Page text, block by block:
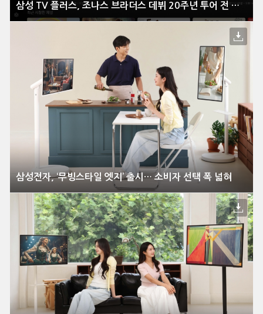
삼성 TV 플러스, 조나스 브라더스 데뷔 20주년 투어 전 세계 독점 생중계
삼성전자, ‘무빙스타일 엣지’ 출시… 소비자 선택 폭 넓혀